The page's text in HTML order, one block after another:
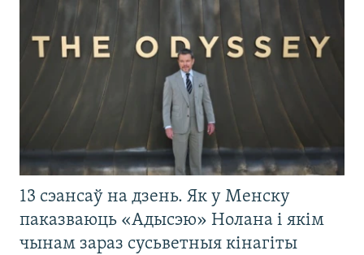
13 сэансаў на дзень. Як у Менску
паказваюць «Адысэю» Нолана і якім
чынам зараз сусьветныя кінагіты